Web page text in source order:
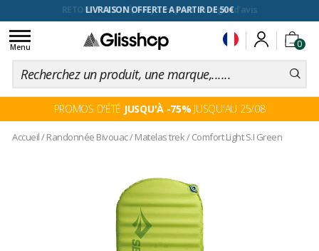
RETOUR FACILITÉ, 100 jours pour changer d'avis
0
Toggle
navigation
Menu
PROMOS D'ÉTÉ JUSQU'À -75% JUSQU'AU 25/08
Accueil/Randonnée Bivouac/Matelas trek/Comfort Light S.I Green